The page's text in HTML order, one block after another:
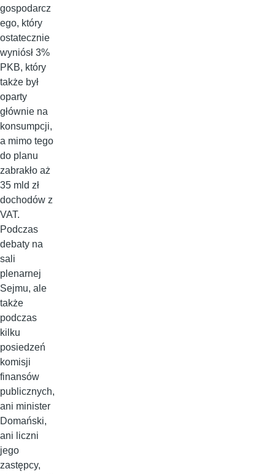
gospodarcz
ego, który
ostatecznie
wyniósł 3%
PKB, który
także był
oparty
głównie na
konsumpcji,
a mimo tego
do planu
zabrakło aż
35 mld zł
dochodów z
VAT.
Podczas
debaty na
sali
plenarnej
Sejmu, ale
także
podczas
kilku
posiedzeń
komisji
finansów
publicznych,
ani minister
Domański,
ani liczni
jego
zastępcy,